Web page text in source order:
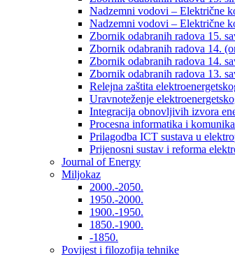
Nadzemni vodovi – Električne
Nadzemni vodovi – Električne
Zbornik odabranih radova 15.
Zbornik odabranih radova 14.
Zbornik odabranih radova 14.
Zbornik odabranih radova 13.
Relejna zaštita
Uravnoteženje
Integracija obnovljivih izvora
Procesna informatika i
Prilagodba ICT sustava u
Prijenosni sustav i reforma
Journal of Energy
Miljokaz
2000.-2050.
1950.-2000.
1900.-1950.
1850.-1900.
-1850.
Povijest i filozofija tehnike